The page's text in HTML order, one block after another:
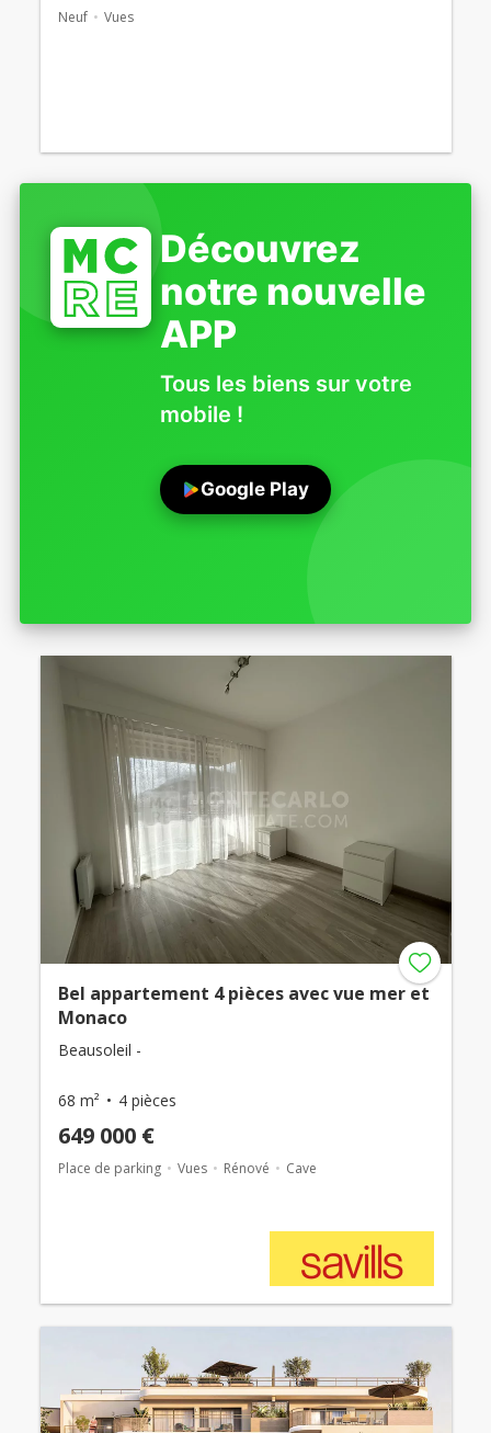
Neuf Vues
Découvrez
notre nouvelle
APP
Tous les biens sur votre
mobile !
Google Play
Bel appartement 4 pièces avec vue mer et
Monaco
Beausoleil -
68 m² 4 pièces
649 000 €
Place de parking Vues Rénové Cave